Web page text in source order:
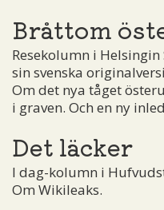
Bråttom
Resekolumn i
sin svenska
Om det nya tåget
i graven. Och en ny
Det läcker
I dag-kolumn i
Om Wikileaks.